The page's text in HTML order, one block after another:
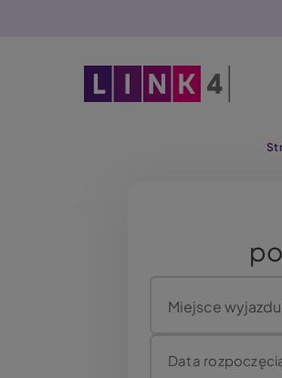
Miejsce wyjazdu
Data